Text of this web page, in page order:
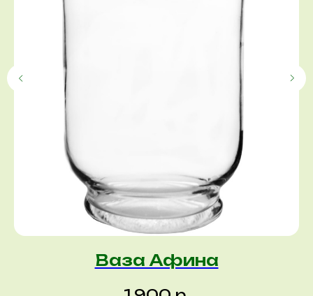
Ваза Афина